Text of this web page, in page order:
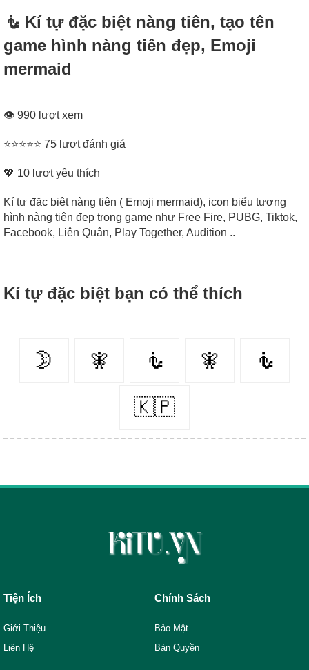
🧜‍ Kí tự đặc biệt nàng tiên, tạo tên
game hình nàng tiên đẹp, Emoji
mermaid
👁 990 lượt xem
⭐⭐⭐⭐⭐ 75 lượt đánh giá
💖 10 lượt yêu thích
Kí tự đặc biệt nàng tiên ( Emoji mermaid), icon biểu tượng
hình nàng tiên đẹp trong game như Free Fire, PUBG, Tiktok,
Facebook, Liên Quân, Play Together, Audition ..
Kí tự đặc biệt bạn có thể thích
🌛 🧚‍ 🧜 🧚 🧜‍
🇰🇵
Tiện Ích
Giới Thiệu
Liên Hệ
Chính Sách
Bảo Mật
Bản Quyền